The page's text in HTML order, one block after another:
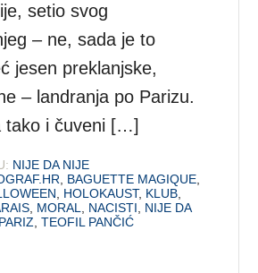
setio svog
– ne, sada je to
jesen preklanjske,
– landranja po Parizu.
tako i čuveni […]
NIJE DA NIJE
BAGUETTE MAGIQUE
HOLOKAUST, KLUB
MORAL NACISTI
NIJE DA
PARIZ ,TEOFIL PANČIĆ